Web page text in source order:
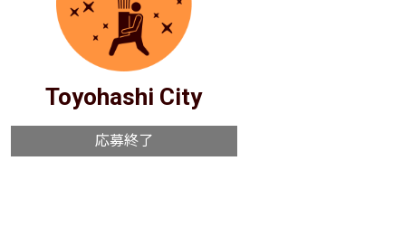
Toyohashi City
応募終了